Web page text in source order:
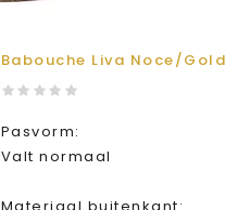
Babouche Liva Noce/Gold
Pasvorm:
Valt normaal